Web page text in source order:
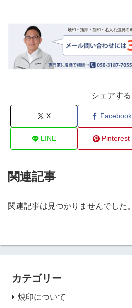
シェアする
X Facebook
LINE Pinterest
関連記事
関連記事は見つかりませんでした。
カテゴリー
焼印について